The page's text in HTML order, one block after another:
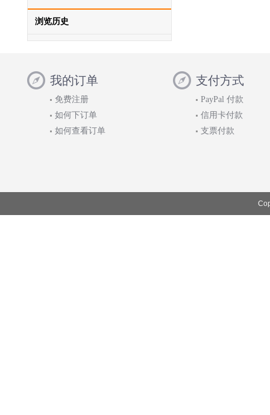
浏览历史
我的订单
免费注册
如何下订单
如何查看订单
支付方式
PayPal 付款
信用卡付款
支票付款